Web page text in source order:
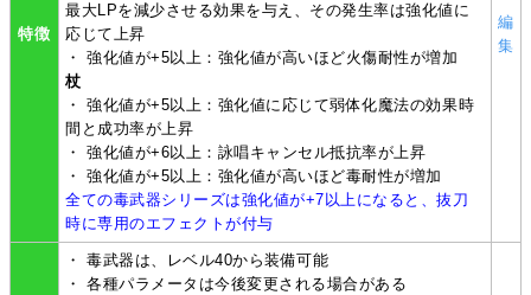
特徴
最大LPを減少させる効果を与え、その発生率は強化値に
応じて上昇
・ 強化値が+5以上：強化値が高いほど火傷耐性が増加
杖
・ 強化値が+5以上：強化値に応じて弱体化魔法の効果時
間と成功率が上昇
・ 強化値が+6以上：詠唱キャンセル抵抗率が上昇
・ 強化値が+5以上：強化値が高いほど毒耐性が増加
全ての毒武器シリーズは強化値が+7以上になると、抜刀
時に専用のエフェクトが付与
編
集
・ 毒武器は、レベル40から装備可能
・ 各種パラメータは今後変更される場合がある